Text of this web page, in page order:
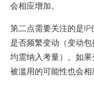
会相应增加。
第二点需要关注的是
是否频繁变动（变动
均需纳入考量）。如
被滥用的可能性也会相